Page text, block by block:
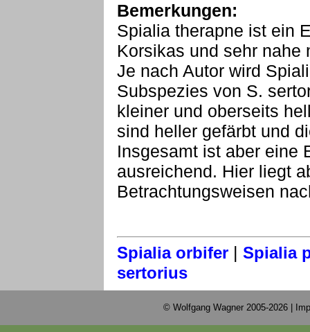
Bemerkungen:
Spialia therapne ist ein
Korsikas und sehr nahe
Je nach Autor wird
Subspezies von S.
kleiner und oberseits
sind heller gefärbt und
Insgesamt ist aber eine
ausreichend. Hier liegt
Betrachtungsweisen
Spialia orbifer | Spialia
sertorius
© Wolfgang Wagner 2005-2026 |